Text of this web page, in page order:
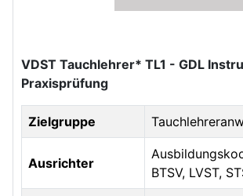
VDST Tauchlehrer* TL1 - GDL
Praxisprüfung
Zielgruppe
Ausrichter
BTSV, LVST,